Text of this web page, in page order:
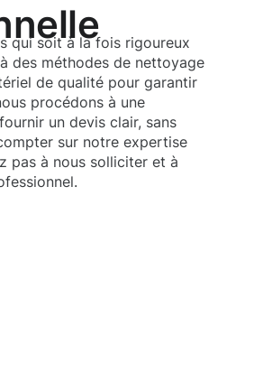
qui soit à la fois rigoureux
des méthodes de nettoyage
de qualité pour garantir
procédons à une
un devis clair, sans
sur notre expertise
pas à nous solliciter et à